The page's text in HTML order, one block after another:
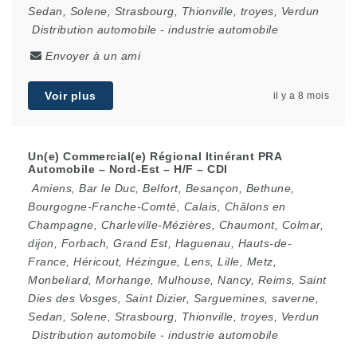
Sedan
Solene Strasbourg Thionville troyes
Verdun
Distribution automobile - industrie automobile
Envoyer à un ami
Voir plus il y a 8 mois
Un(e) Commercial(e) Régional Itinérant PRA
Automobile – Nord-Est – H/F – CDI
Amiens Bar le Duc Belfort, Besançon Bethune
Bourgogne-Franche-Comté
Calais
Châlons en
Champagne
Charleville-Mézières Chaumont, Colmar,
dijon
Forbach Grand Est, Haguenau
Hauts-de-
France Héricout, Hézingue Lens Lille Metz
Monbeliard Morhange Mulhouse Nancy, Reims Saint
Dies des Vosges
Saint Dizier, Sarguemines saverne
Sedan
Solene Strasbourg Thionville troyes
Verdun
Distribution automobile - industrie automobile